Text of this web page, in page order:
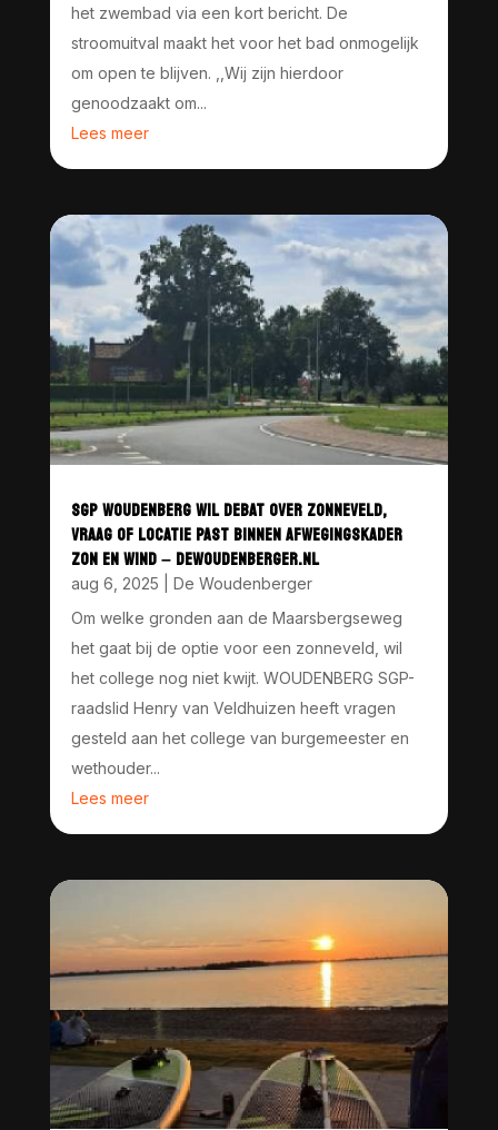
het zwembad via een kort bericht. De
stroomuitval maakt het voor het bad onmogelijk
om open te blijven. ,,Wij zijn hierdoor
genoodzaakt om...
Lees meer
SGP WOUDENBERG WIL DEBAT OVER ZONNEVELD,
VRAAG OF LOCATIE PAST BINNEN AFWEGINGSKADER
ZON EN WIND – DEWOUDENBERGER.NL
aug 6, 2025
De Woudenberger
Om welke gronden aan de Maarsbergseweg
het gaat bij de optie voor een zonneveld, wil
het college nog niet kwijt. WOUDENBERG SGP-
raadslid Henry van Veldhuizen heeft vragen
gesteld aan het college van burgemeester en
wethouder...
Lees meer